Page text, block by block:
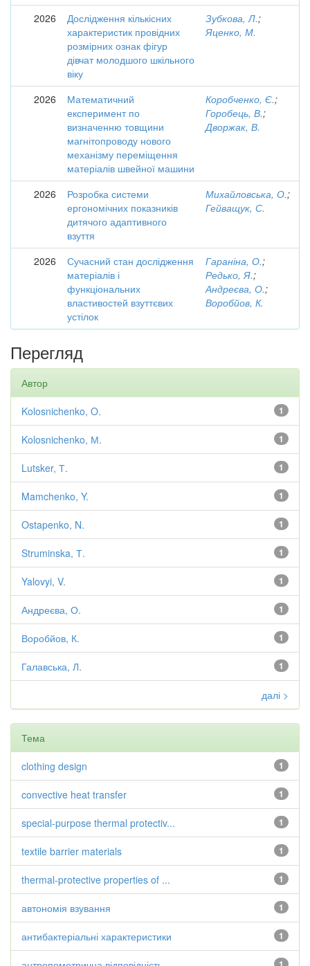
2026
Дослідження кількісних
характеристик провідних
розмірних ознак фігур
дівчат молодшого шкільного
віку
Зубкова, Л.;
Яценко, М.
2026
Математичний
експеримент по
визначенню товщини
магнітопроводу нового
механізму переміщення
матеріалів швейної машини
Коробченко, Є.;
Горобець, В.;
Дворжак, В.
2026
Розробка системи
ергономічних показників
дитячого адаптивного
взуття
Михайловська, О.;
Гейващук, С.
2026
Сучасний стан дослідження
матеріалів і
функціональних
властивостей взуттєвих
устілок
Гараніна, О.;
Редько, Я.;
Андреєва, О.;
Воробйов, К.
Перегляд
Автор
1
Kolosnichenko, O.
1
Kolosnichenko, М.
1
Lutsker, Т.
1
Mamchenko, Y.
1
Ostapenko, N.
1
Struminska, Т.
1
Yalovyi, V.
1
Андреєва, О.
1
Воробйов, К.
1
Галавська, Л.
далі >
Тема
1
clothing design
1
convective heat transfer
1
special-purpose thermal protectiv...
1
textile barrier materials
1
thermal-protective properties of ...
1
автономія взування
1
антибактеріальні характеристики